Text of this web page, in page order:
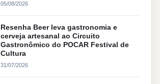
05/08/2026
Resenha Beer leva gastronomia e
cerveja artesanal ao Circuito
Gastronômico do POCAR Festival de
Cultura
31/07/2026